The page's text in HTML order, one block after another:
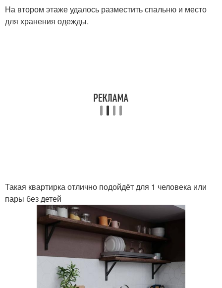
На втором этаже удалось разместить спальню и место
для хранения одежды.
Такая квартирка отлично подойдёт для 1 человека или
пары без детей